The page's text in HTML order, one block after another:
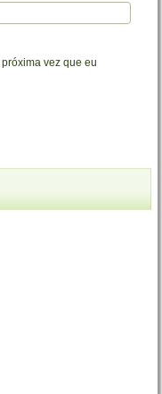
vez que eu